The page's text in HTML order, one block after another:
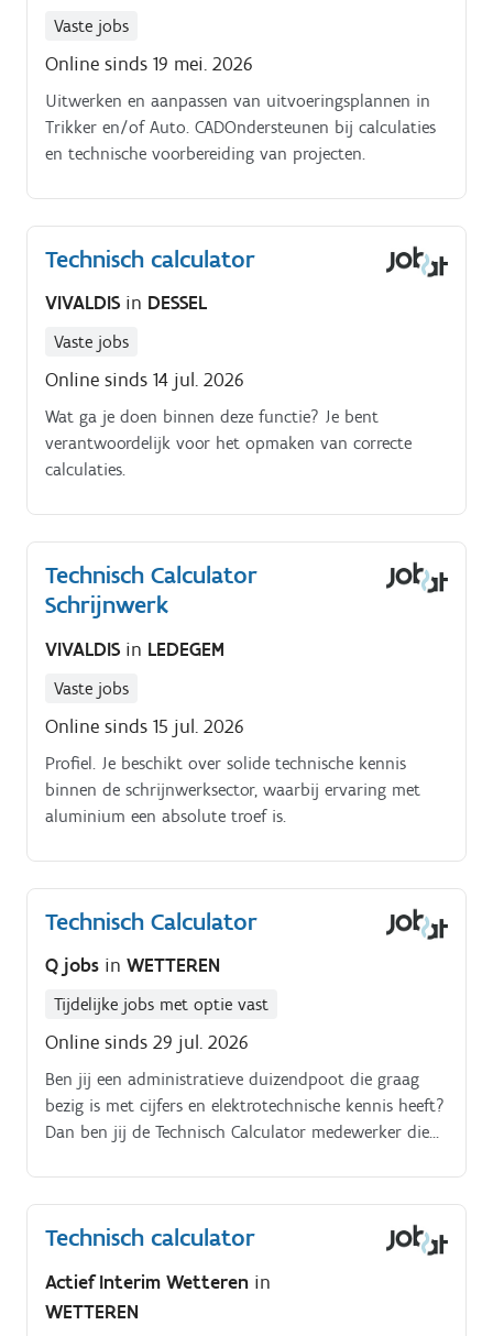
klanten in de toonzaal en bespreken van hun
passende technische oplossingen voor hun vragen
Deelnemen aan verkoopsvergaderingen.
Vaste jobs
Online sinds 19 mei. 2026
Uitwerken en aanpassen van uitvoeringsplannen in
Trikker en/of Auto. CADOndersteunen bij calculaties
en technische voorbereiding van projecten.
Technisch calculator
VIVALDIS in DESSEL
Vaste jobs
Online sinds 14 jul. 2026
Wat ga je doen binnen deze functie? Je bent
verantwoordelijk voor het opmaken van correcte
calculaties.
Technisch Calculator
Schrijnwerk
VIVALDIS in LEDEGEM
Vaste jobs
Online sinds 15 jul. 2026
Profiel. Je beschikt over solide technische kennis
binnen de schrijnwerksector, waarbij ervaring met
aluminium een absolute troef is.
Technisch Calculator
Q jobs in WETTEREN
Tijdelijke jobs met optie vast
Online sinds 29 jul. 2026
Ben jij een administratieve duizendpoot die graag
bezig is met cijfers en elektrotechnische kennis heeft?
Dan ben jij de Technisch Calculator medewerker die
Technisch calculator
Actief Interim Wetteren in
WETTEREN